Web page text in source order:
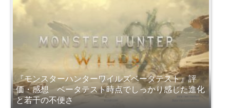
『モンスターハンターワイルズベータテスト』評
価・感想 ベータテスト時点でしっかり感じた進化
と若干の不便さ